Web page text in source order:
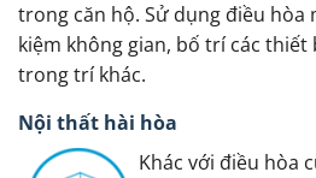
trong căn hộ. Sử dụng điều hòa
kiệm không gian, bố trí các thiết
trong trí khác.
Nội thất hài hòa
Khác với điều hòa